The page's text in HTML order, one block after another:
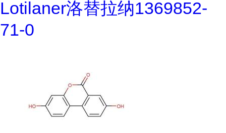
Lotilaner洛替拉纳1369852-
71-0